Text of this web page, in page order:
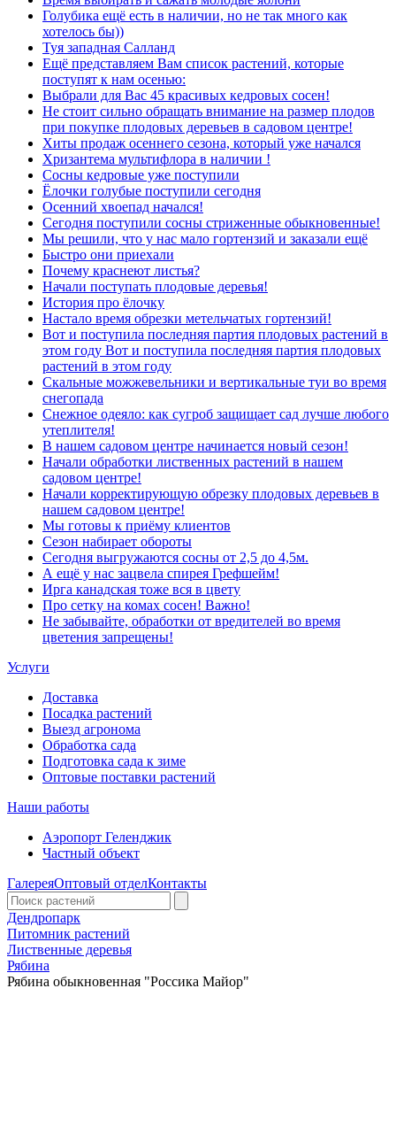
Голубика ещё есть в наличии, но не так много как
хотелось бы))
Туя западная Салланд
Ещё представляем Вам список растений, которые
поступят к нам осенью:
Выбрали для Вас 45 красивых кедровых сосен!
Не стоит сильно обращать внимание на размер плодов
при покупке плодовых деревьев в садовом центре!
Хиты продаж осеннего сезона, который уже начался
Хризантема мультифлора в наличии !
Сосны кедровые уже поступили
Ёлочки голубые поступили сегодня
Осенний хвоепад начался!
Сегодня поступили сосны стриженные обыкновенные!
Мы решили, что у нас мало гортензий и заказали ещё
Быстро они приехали
Почему краснеют листья?
Начали поступать плодовые деревья!
История про ёлочку
Настало время обрезки метельчатых гортензий!
Вот и поступила последняя партия плодовых растений в
этом году Вот и поступила последняя партия плодовых
растений в этом году
Скальные можжевельники и вертикальные туи во время
снегопада
Снежное одеяло: как сугроб защищает сад лучше любого
утеплителя!
В нашем садовом центре начинается новый сезон!
Начали обработки лиственных растений в нашем
садовом центре!
Начали корректирующую обрезку плодовых деревьев в
нашем садовом центре!
Мы готовы к приёму клиентов
Сезон набирает обороты
Сегодня выгружаются сосны от 2,5 до 4,5м.
А ещё у нас зацвела спирея Грефшейм!
Ирга канадская тоже вся в цвету
Про сетку на комах сосен! Важно!
Не забывайте, обработки от вредителей во время
цветения запрещены!
Услуги
Доставка
Посадка растений
Выезд агронома
Обработка сада
Подготовка сада к зиме
Оптовые поставки растений
Наши работы
Аэропорт Геленджик
Частный объект
ГалереяОптовый отделКонтакты
Дендропарк
Питомник растений
Лиственные деревья
Рябина
Рябина обыкновенная "Россика Майор"